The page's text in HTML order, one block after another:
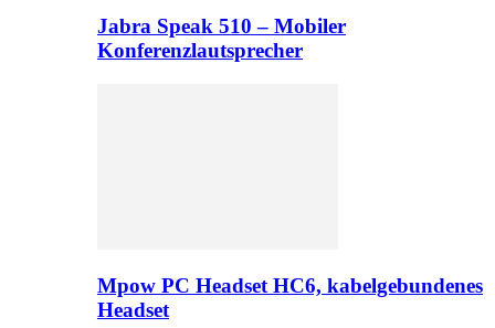
Jabra Speak 510 – Mobiler
Konferenzlautsprecher
Mpow PC Headset HC6, kabelgebundenes
Headset